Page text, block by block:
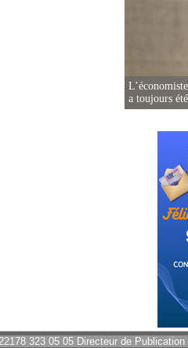
a toujours
323 05 05 Directeur de